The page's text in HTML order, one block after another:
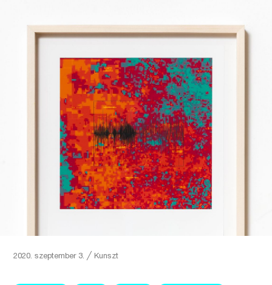
2020. szeptember 3. ╱ Kunszt